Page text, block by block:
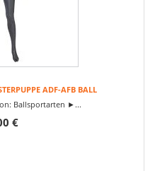
ADF-AFB BALL
Ballsportarten ►...
€